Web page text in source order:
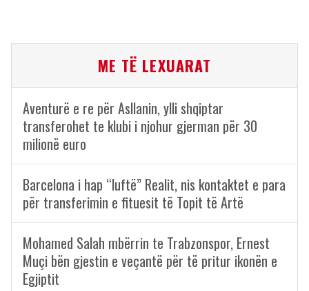
ME TË LEXUARAT
Aventurë e re për Asllanin, ylli shqiptar
transferohet te klubi i njohur gjerman për 30
milionë euro
Barcelona i hap “luftë” Realit, nis kontaktet e para
për transferimin e fituesit të Topit të Artë
Mohamed Salah mbërrin te Trabzonspor, Ernest
Muçi bën gjestin e veçantë për të pritur ikonën e
Egjiptit